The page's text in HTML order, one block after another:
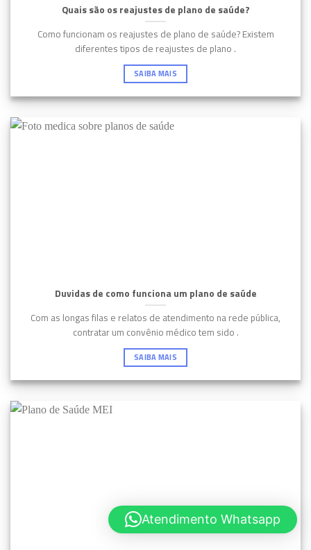
Quais são os reajustes de plano de saúde?
Como funcionam os reajustes de plano de saúde? Existem
diferentes tipos de reajustes de plano .
SAIBA MAIS
Duvidas de como funciona um plano de saúde
Com as longas filas e relatos de atendimento na rede pública,
contratar um convênio médico tem sido .
SAIBA MAIS
Atendimento Whatsapp